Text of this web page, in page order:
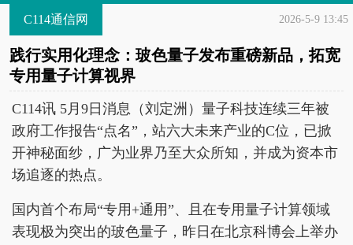
C114通信网 2026-5-9 13:45
践行实用化理念：玻色量子发布重磅新品，拓宽
专用量子计算视界
C114讯 5月9日消息（刘定洲）量子科技连续三年被
政府工作报告“点名”，站六大未来产业的C位，已掀
开神秘面纱，广为业界乃至大众所知，并成为资本市
场追逐的热点。
国内首个布局“专用+通用”、且在专用量子计算领域
表现极为突出的玻色量子，昨日在北京科博会上举办